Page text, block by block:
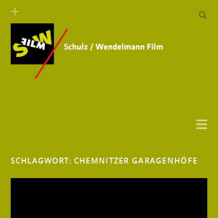
SCHLAGWORT: CHEMNITZER GARAGENHÖFE